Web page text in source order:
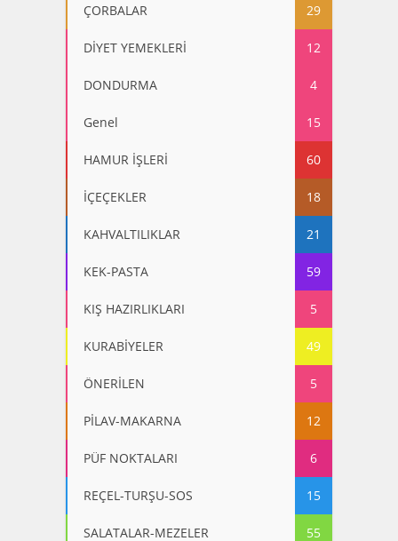
ÇORBALAR 29
DİYET YEMEKLERİ 12
DONDURMA 4
Genel 15
HAMUR İŞLERİ 60
İÇEÇEKLER 18
KAHVALTILIKLAR 21
KEK-PASTA 59
KIŞ HAZIRLIKLARI 5
KURABİYELER 49
ÖNERİLEN 5
PİLAV-MAKARNA 12
PÜF NOKTALARI 6
REÇEL-TURŞU-SOS 15
SALATALAR-MEZELER 55